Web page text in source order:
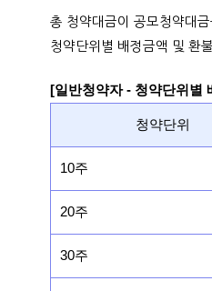
총 청약대금이 공모청약대
청약단위별 배정금액 및 환
[일반청약자 - 청약단위별
청약단위
10주
20주
30주